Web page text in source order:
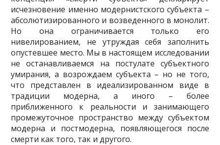
исчезновение именно модернистского субъекта –
абсолютизированного и возведенного в монолит.
Но она ограничивается только его
нивелированием, не утруждая себя заполнить
опустевшее место. Мы в настоящем исследовании
не останавливаемся на постулате субъектного
умирания, а возрождаем субъекта – но не того,
что представлен в идеализированном виде в
традиции модерна, а иного – более
приближенного к реальности и занимающего
промежуточное пространство между субъектом
модерна и постмодерна, появляющегося после
смерти как того, так и другого.